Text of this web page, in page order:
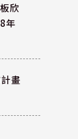
欣
年
畫